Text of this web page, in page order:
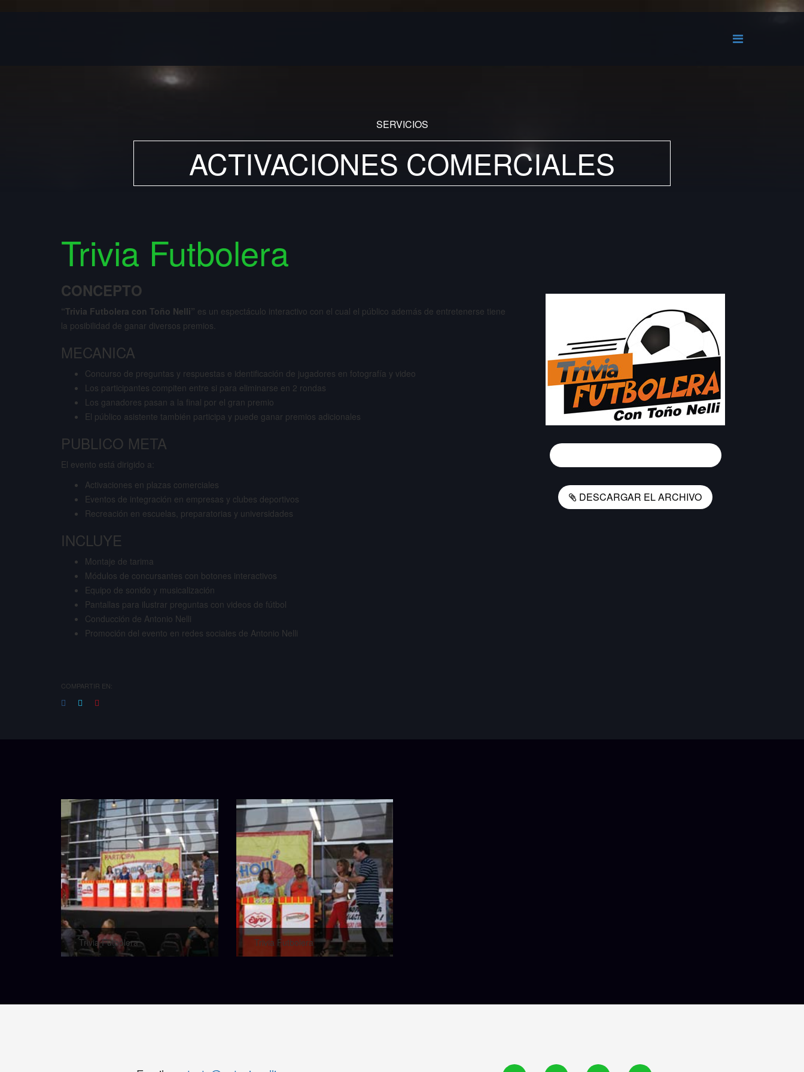
SERVICIOS
ACTIVACIONES COMERCIALES
Trivia Futbolera
CONCEPTO
“Trivia Futbolera con Toño Nelli” es un espectáculo interactivo con el cual el público además de entretenerse tiene
la posibilidad de ganar diversos premios.
MECANICA
Concurso de preguntas y respuestas e identificación de jugadores en fotografía y video
Los participantes compiten entre si para eliminarse en 2 rondas
Los ganadores pasan a la final por el gran premio
El público asistente también participa y puede ganar premios adicionales
PUBLICO META
El evento está dirigido a:
Activaciones en plazas comerciales
Eventos de integración en empresas y clubes deportivos
Recreación en escuelas, preparatorias y universidades
INCLUYE
Montaje de tarima
Módulos de concursantes con botones interactivos
Equipo de sonido y musicalización
Pantallas para ilustrar preguntas con videos de fútbol
Conducción de Antonio Nelli
Promoción del evento en redes sociales de Antonio Nelli
COMPARTIR EN:
DESCARGAR EL ARCHIVO
Trivia Futbolera Trivia Futbolera